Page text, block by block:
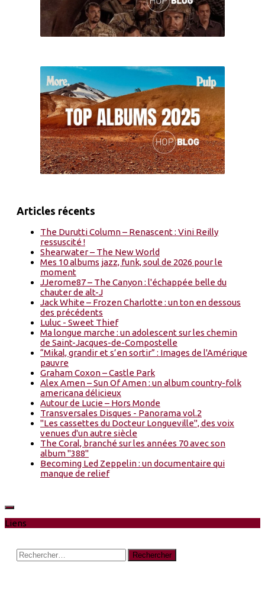
Articles récents
The Durutti Column – Renascent : Vini Reilly
ressuscité !
Shearwater – The New World
Mes 10 albums jazz, funk, soul de 2026 pour le
moment
JJerome87 – The Canyon : l'échappée belle du
chauter de alt-J
Jack White – Frozen Charlotte : un ton en dessous
des précédents
Luluc - Sweet Thief
Ma longue marche : un adolescent sur les chemin
de Saint-Jacques-de-Compostelle
“Mikal, grandir et s’en sortir” : Images de l'Amérique
pauvre
Graham Coxon – Castle Park
Alex Amen – Sun Of Amen : un album country-folk
americana délicieux
Autour de Lucie – Hors Monde
Transversales Disques - Panorama vol.2
"Les cassettes du Docteur Longueville", des voix
venues d'un autre siècle
The Coral, branché sur les années 70 avec son
album "388"
Becoming Led Zeppelin : un documentaire qui
manque de relief
Liens
Rechercher :